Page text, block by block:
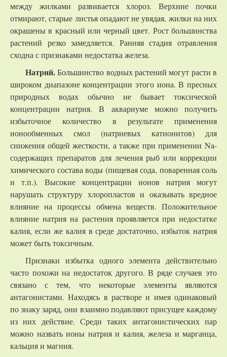
между жилками развивается хлороз. Верхние почки
отмирают, старые листья опадают не увядая, жилки на них
окрашены в красный или черный цвет. Рост большинства
растений резко замедляется. Ранняя стадия отравления
сходна с признаками недостатка железа.
Натрий.Большинство водных растений могут расти в
широком диапазоне концентрации этого иона. В пресных
природных водах обычно не бывает токсической
концентрации натрия. В аквариуме можно получить
избыточное количество в результате применения
ионообменных смол (натриевых катионитов) для
снижения общей жесткости, а также при применении Na-
содержащих препаратов для лечения рыб или коррекции
химического состава воды (пищевая сода, поваренная соль
и т.п.). Высокие концентрации ионов натрия могут
нарушать структуру хлоропластов и оказывать вредное
влияние на процессы обмена веществ. Положительное
влияние натрия на растения проявляется при недостатке
калия, если же калия в среде достаточно, избыток натрия
может быть токсичным.
Признаки избытка одного элемента действительно
часто похожи на недостаток другого. В ряде случаев это
связано с тем, что некоторые элементы являются
антагонистами. Находясь в растворе и имея одинаковый
по знаку заряд, они взаимно подавляют присущее каждому
из них действие. Среди таких антагонистических пар
можно назвать ионы натрия и калия, железа и марганца,
кальция и магния.